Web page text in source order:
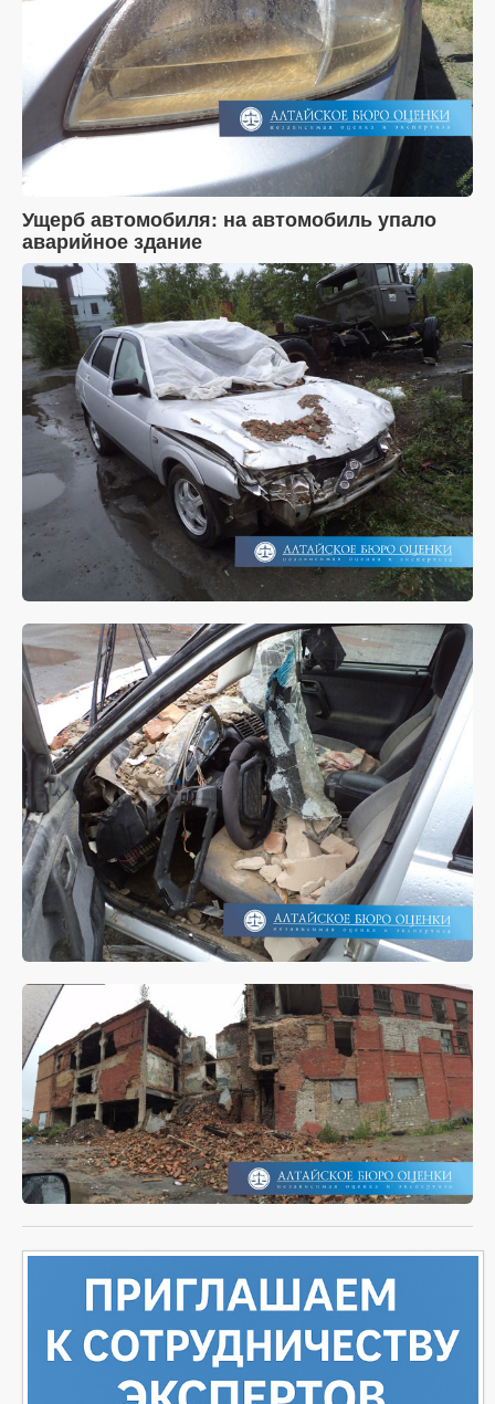
Ущерб автомобиля: на автомобиль упало
аварийное здание